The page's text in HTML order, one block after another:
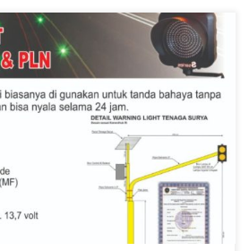
Pabrik Warning Light di
Light di Papua, Harga Warning Light
Light Termurah di Pabrik Rambu
light merupakan salah satu peralatan
dengan lampu lalu lintas namun
yang […]